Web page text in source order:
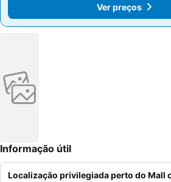
Ver preços
Ver preços
Informação útil
Localização privilegiada perto do Mall